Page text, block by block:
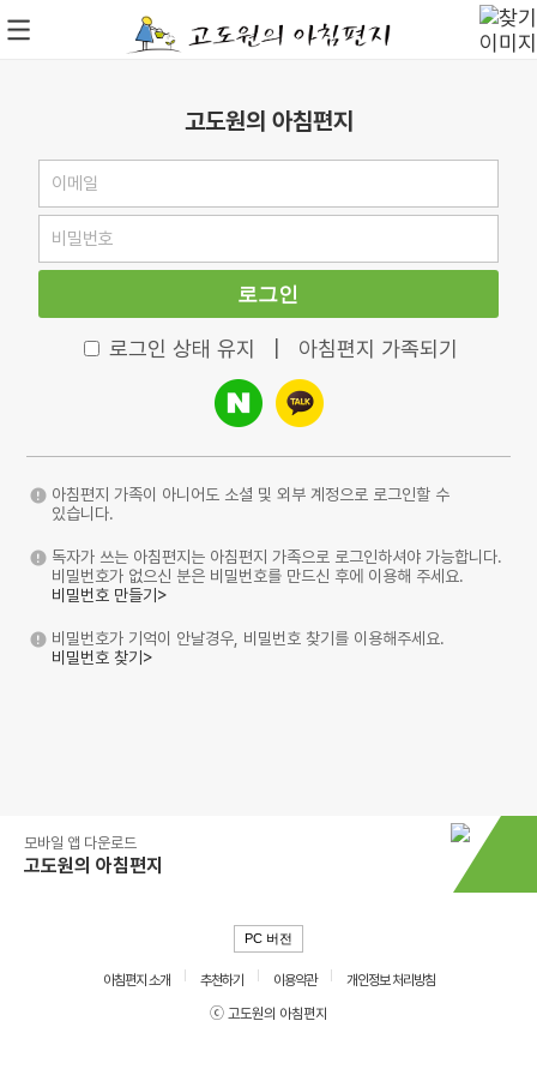
고도원의 아침편지
로그인
로그인 상태 유지 아침편지 가족되기
아침편지 가족이 아니어도 소셜 및 외부 계정으로 로그인할 수
있습니다.
독자가 쓰는 아침편지는 아침편지 가족으로 로그인하셔야 가능합니다.
비밀번호가 없으신 분은 비밀번호를 만드신 후에 이용해 주세요.
비밀번호 만들기>
비밀번호가 기억이 안날경우, 비밀번호 찾기를 이용해주세요.
비밀번호 찾기>
모바일 앱 다운로드
고도원의 아침편지
PC 버전
아침편지 소개 추천하기 이용약관
개인정보 처리방침
ⓒ 고도원의 아침편지